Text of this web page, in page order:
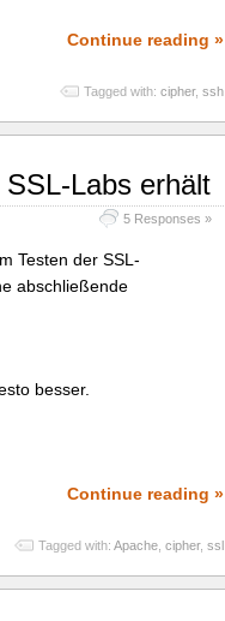
Continue reading »
Tagged with: cipher, ssh
Labs erhält
5 Responses »
Testen der SSL-
abschließende
besser.
Continue reading »
Tagged with: Apache cipher, ssl